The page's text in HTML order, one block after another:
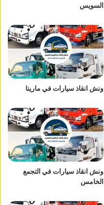
السويس
ونش انقاذ سيارات في مارينا
ونش انقاذ سيارات في التجمع
الخامس